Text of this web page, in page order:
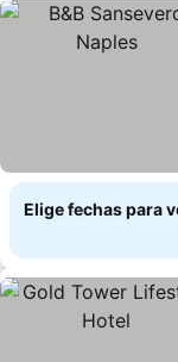
Elige fechas para